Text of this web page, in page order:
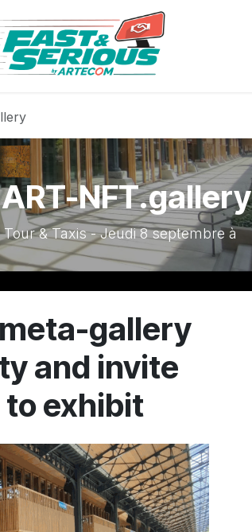
NFT.gallery
& Taxis - Jeudi 8 septembre à
gallery
and invite
to exhibit